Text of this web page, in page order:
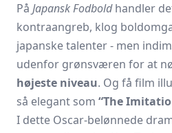
På Japansk Fodboldhandler
kontraangreb, klog
japanske talenter - men
udenfor grønsværen for at
højeste niveau. Og få film
så elegant som “The
I dette Oscar-belønnede